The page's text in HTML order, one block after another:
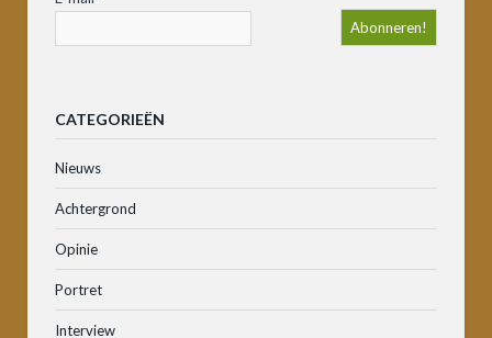
CATEGORIEËN
Nieuws
Achtergrond
Opinie
Portret
Interview